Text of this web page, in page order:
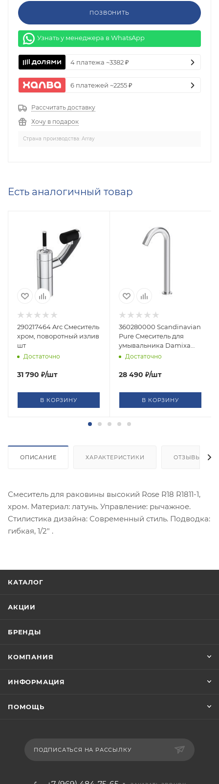
ПОЗВОНИТЬ
Узнать у менеджера в WhatsApp
4 платежа ~3382 ₽
6 платежей ~2255 ₽
Рассчитать доставку
Хочу в подарок
Страна производства: Array
Есть аналогичный товар
290217464 Arc Смеситель для умывальника,
хром, поворотный излив 186 мм,
шт
Достаточно
31 790 ₽/шт
В КОРЗИНУ
360280000 Scandinavian
Pure Смеситель для
умывальника Damixa
cенсорный, высокий,
Достаточно
28 490 ₽/шт
В КОРЗИНУ
ОПИСАНИЕ ХАРАКТЕРИСТИКИ ОТЗЫВЫ
Смеситель для раковины высокий Rose R18 R1811-1,
хром. Материал: латунь. Управление: рычажное.
Стилистика дизайна: Современный стиль. Подводка:
гибкая, 1/2" .
КАТАЛОГ
АКЦИИ
БРЕНДЫ
КОМПАНИЯ
ИНФОРМАЦИЯ
ПОМОЩЬ
ПОДПИСАТЬСЯ НА РАССЫЛКУ